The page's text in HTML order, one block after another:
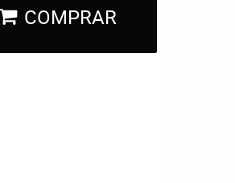
COMPRAR